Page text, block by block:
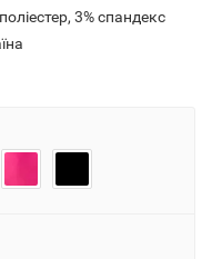
3% спандекс